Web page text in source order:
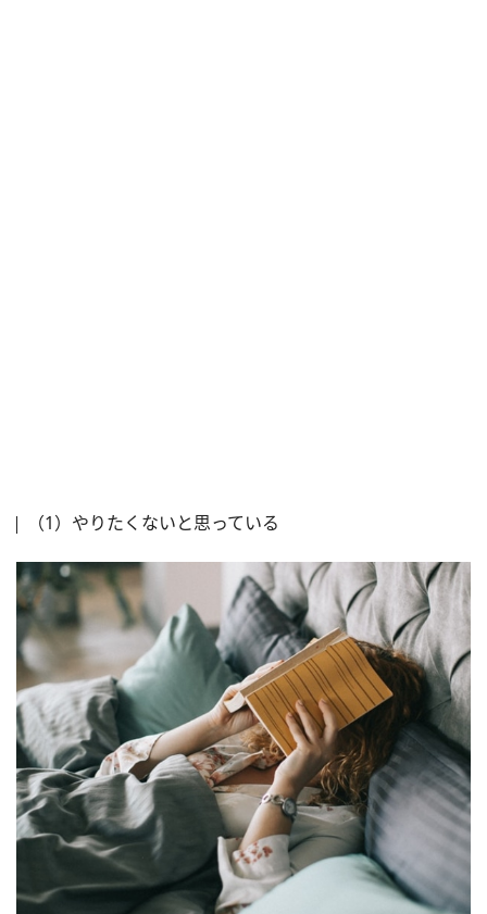
（1）やりたくないと思っている